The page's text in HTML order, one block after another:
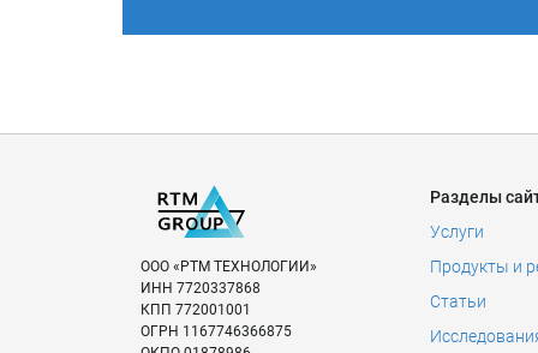
ООО «РТМ ТЕХНОЛОГИИ»
ИНН 7720337868
КПП 772001001
ОГРН 1167746366875
Разделы
Услуги
Продукты и
Статьи